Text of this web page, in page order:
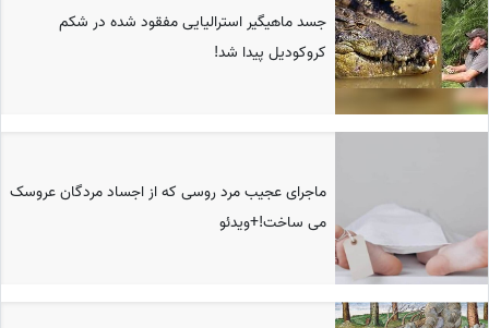
جسد ماهیگیر استرالیایی مفقود شده در شکم
کروکودیل پیدا شد‎‎!
ماجرای عجیب مرد روسی که از اجساد مردگان عروسک
می ساخت!+ویدئو